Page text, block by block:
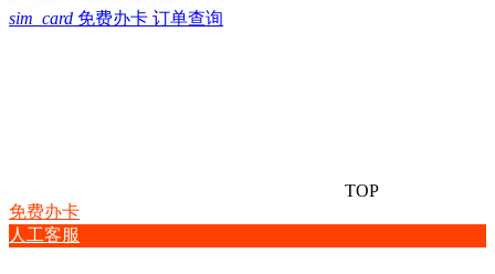
sim_card 免费办卡 订单查询
TOP
免费办卡
人工客服